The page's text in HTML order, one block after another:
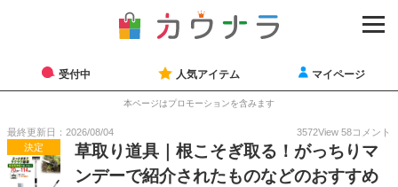
受付中 人気アイテム マイページ
本ページはプロモーションを含みます
最終更新日：2026/08/04 3572View 58コメント
決定
草取り道具｜根こそぎ取る！がっちりマ
ンデーで紹介されたものなどのおすすめ